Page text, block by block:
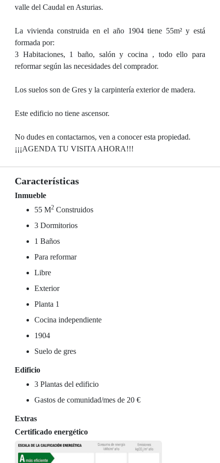
valle del Caudal en Asturias.
La vivienda construida en el año 1904 tiene 55m² y está
formada por:
3 Habitaciones, 1 baño, salón y cocina , todo ello para
reformar según las necesidades del comprador.
Los suelos son de Gres y la carpintería exterior de madera.
Este edificio no tiene ascensor.
No dudes en contactarnos, ven a conocer esta propiedad.
¡¡¡AGENDA TU VISITA AHORA!!!
Características
Inmueble
55 M2 Construidos
3 Dormitorios
1 Baños
Para reformar
Libre
Exterior
Planta 1
Cocina independiente
1904
Suelo de gres
Edificio
3 Plantas del edificio
Gastos de comunidad/mes de 20 €
Extras
Certificado energético